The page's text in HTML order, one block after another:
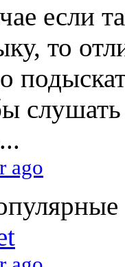
если
то
слушать
ago